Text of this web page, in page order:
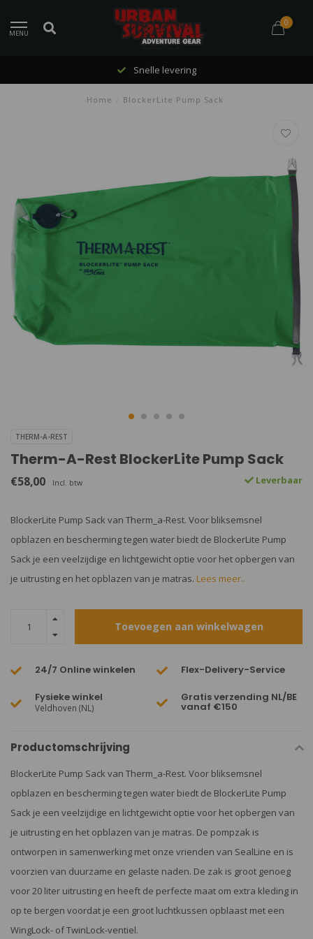
MENU
0
Snelle levering
Home BlockerLite Pump Sack
THERM-A-REST
Therm-A-Rest BlockerLite Pump Sack
€58,00 Incl. btw Leverbaar
BlockerLite Pump Sack van Therm_a-Rest. Voor bliksemsnel
opblazen en bescherming tegen water biedt de BlockerLite Pump
Sack je een veelzijdige en lichtgewicht optie voor het opbergen van
je uitrusting en het opblazen van je matras. Lees meer..
Toevoegen aan winkelwagen
24/7 Online winkelen Flex-Delivery-Service
Fysieke winkel
Veldhoven (NL)
Gratis verzending NL/BE
vanaf €150
Productomschrijving
BlockerLite Pump Sack van Therm_a-Rest. Voor bliksemsnel
opblazen en bescherming tegen water biedt de BlockerLite Pump
Sack je een veelzijdige en lichtgewicht optie voor het opbergen van
je uitrusting en het opblazen van je matras. De pompzak is
ontworpen in samenwerking met onze vrienden van SealLine en is
voorzien van duurzame en gelaste naden. De zak is groot genoeg
voor 20 liter uitrusting en heeft de perfecte maat om extra kleding in
op te bergen voordat je een groot luchtkussen opblaast met een
WingLock- of TwinLock-ventiel.